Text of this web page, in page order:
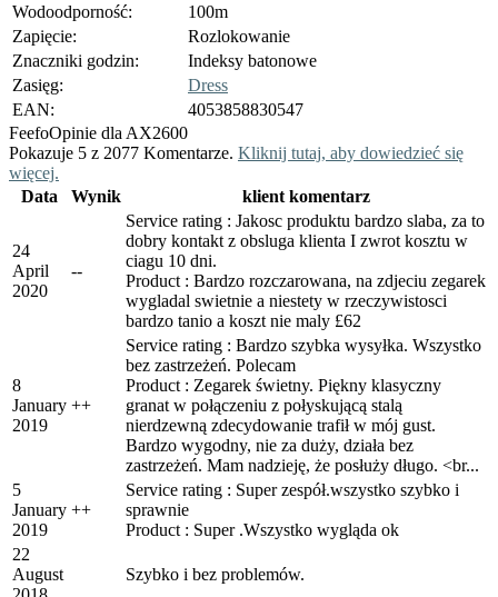
Wodoodporność:
100m
Zapięcie:
Rozlokowanie
Znaczniki godzin:
Indeksy batonowe
Zasięg:
Dress
EAN:
4053858830547
FeefoOpinie dla AX2600
Pokazuje 5 z 2077 Komentarze. Kliknij tutaj, aby dowiedzieć się
więcej.
Data
Wynik klient komentarz
24
April
2020
--
Service rating : Jakosc produktu bardzo slaba, za to
dobry kontakt z obsluga klienta I zwrot kosztu w
ciagu 10 dni.
Product : Bardzo rozczarowana, na zdjeciu zegarek
wygladal swietnie a niestety w rzeczywistosci
bardzo tanio a koszt nie maly £62
8
January
2019
++
Service rating : Bardzo szybka wysyłka. Wszystko
bez zastrzeżeń. Polecam
Product : Zegarek świetny. Piękny klasyczny
granat w połączeniu z połyskującą stalą
nierdzewną zdecydowanie trafił w mój gust.
Bardzo wygodny, nie za duży, działa bez
zastrzeżeń. Mam nadzieję, że posłuży długo. <br...
5
January
2019
++
Service rating : Super zespół.wszystko szybko i
sprawnie
Product : Super .Wszystko wygląda ok
22
August
Szybko i bez problemów.